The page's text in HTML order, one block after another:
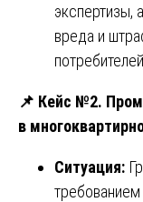
экспертизы,
вреда и
📌 Кейс №2.
в
Ситуация: